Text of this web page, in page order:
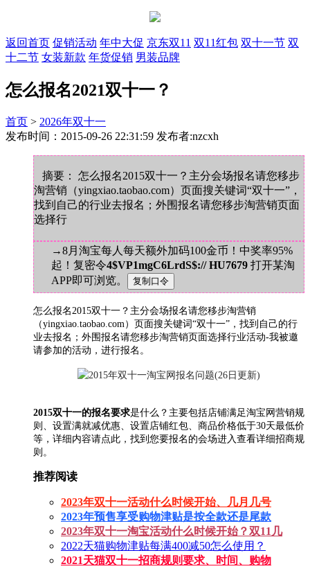
返回首页 促销活动 年中大促 京东双11 双11红包 双十一节 双
十二节 女装新款 年货促销 男装品牌
怎么报名2021双十一？
首页 > 2026年双十一
发布时间：2015-09-26 22:31:59 发布者:nzcxh
摘要： 怎么报名2015双十一？主分会场报名请您移步
淘营销（yingxiao.taobao.com）页面搜关键词“双十一”，
找到自己的行业去报名；外围报名请您移步淘营销页面
选择行
→8月淘宝每人每天额外加码100金币！中奖率95%
起！复密令4$VP1mgC6LrdS$:// HU7679 打开某淘
APP即可浏览。
怎么报名2015双十一？主分会场报名请您移步淘营销
（yingxiao.taobao.com）页面搜关键词“双十一”，找到自己的行
业去报名；外围报名请您移步淘营销页面选择行业活动-我被邀
请参加的活动，进行报名。
2015双十一的报名要求是什么？ 主要包括店铺满足淘宝网营销规
则、设置满就减优惠、设置店铺红包、商品价格低于30天最低价
等，详细内容请点此，找到您要报名的会场进入查看详细招商规
则。
推荐阅读
2023年双十一活动什么时候开始、几月几号
2023年预售享受购物津贴是按全款还是尾款
2023年双十一淘宝活动什么时候开始？双11几
2022天猫购物津贴每满400减50怎么使用？
2021天猫双十一招商规则要求、时间、购物